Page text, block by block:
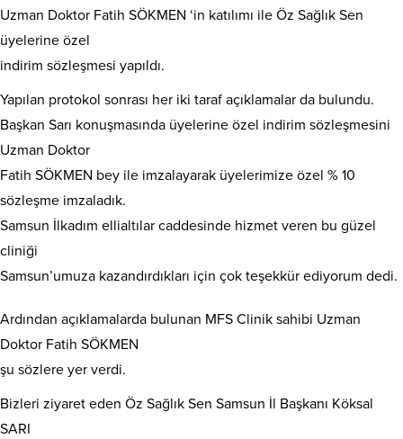
Uzman Doktor Fatih SÖKMEN ‘in katılımı ile Öz Sağlık Sen
üyelerine özel
indirim sözleşmesi yapıldı.
Yapılan protokol sonrası her iki taraf açıklamalar da bulundu.
Başkan Sarı konuşmasında üyelerine özel indirim sözleşmesini
Uzman Doktor
Fatih SÖKMEN bey ile imzalayarak üyelerimize özel % 10
sözleşme imzaladık.
Samsun İlkadım ellialtılar caddesinde hizmet veren bu güzel
cliniği
Samsun’umuza kazandırdıkları için çok teşekkür ediyorum dedi.
Ardından açıklamalarda bulunan MFS Clinik sahibi Uzman
Doktor Fatih SÖKMEN
şu sözlere yer verdi.
Bizleri ziyaret eden Öz Sağlık Sen Samsun İl Başkanı Köksal
SARI